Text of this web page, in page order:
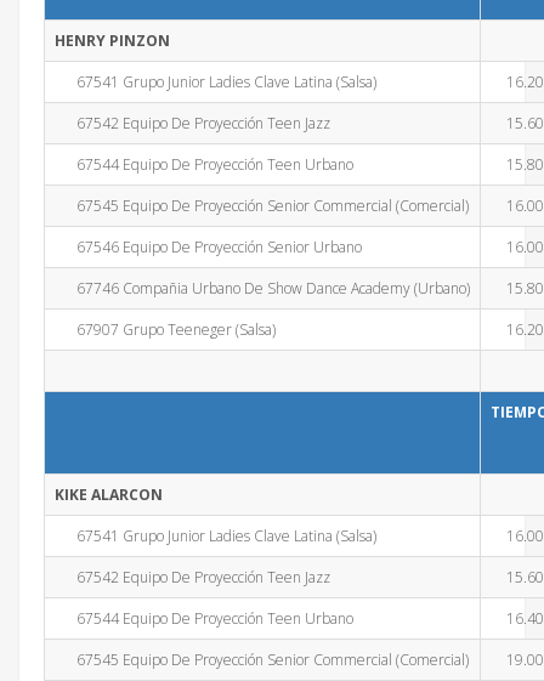
HENRY PINZON
67541 Grupo Junior Ladies Clave Latina (Salsa)
67542 Equipo De Proyección Teen Jazz
67544 Equipo De Proyección Teen Urbano
67545 Equipo De Proyección Senior Commercial (Comercial)
67546 Equipo De Proyección Senior Urbano
67746 Compañia Urbano De Show Dance Academy (Urbano)
67907 Grupo Teeneger (Salsa)
KIKE ALARCON
67541 Grupo Junior Ladies Clave Latina (Salsa)
67542 Equipo De Proyección Teen Jazz
67544 Equipo De Proyección Teen Urbano
67545 Equipo De Proyección Senior Commercial (Comercial)